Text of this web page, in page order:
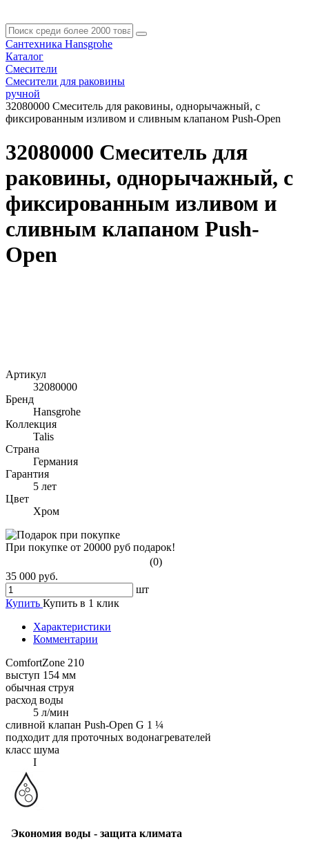
Сантехника Hansgrohe
Каталог
Смесители
Смесители для раковины
ручной
32080000 Смеситель для раковины, однорычажный, с
фиксированным изливом и сливным клапаном Push-Open
32080000 Смеситель для
раковины, однорычажный, с
фиксированным изливом и
сливным клапаном Push-
Open
Артикул
32080000
Бренд
Hansgrohe
Коллекция
Talis
Страна
Германия
Гарантия
5 лет
Цвет
Хром
При покупке от 20000 руб подарок!
(0)
35 000 руб.
шт
Купить Купить в 1 клик
Характеристики
Комментарии
ComfortZone 210
выступ 154 мм
обычная струя
расход воды
5 л/мин
сливной клапан Push-Open G 1 ¼
подходит для проточных водонагревателей
класс шума
I
Экономия воды - защита климата